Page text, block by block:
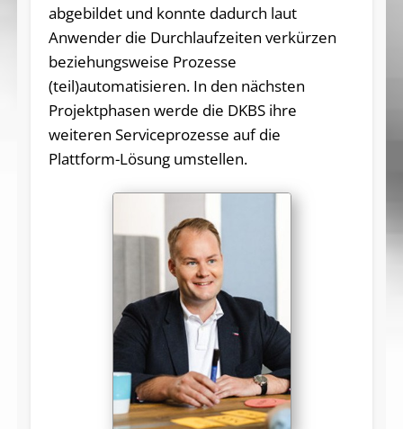
abgebildet und konnte dadurch laut
Anwender die Durchlaufzeiten verkürzen
beziehungsweise Prozesse
(teil)automatisieren. In den nächsten
Projektphasen werde die DKBS ihre
weiteren Serviceprozesse auf die
Plattform-Lösung umstellen.